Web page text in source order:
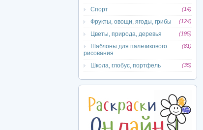
Спорт (14)
Фрукты, овощи, ягоды, грибы (124)
Цветы, природа, деревья (195)
Шаблоны для пальчикового
рисования
(81)
Школа, глобус, портфель (35)